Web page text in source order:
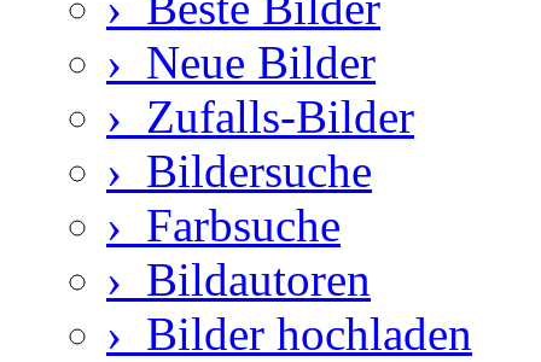
› Neue Bilder
› Zufalls-Bilder
› Bildersuche
› Farbsuche
› Bildautoren
› Bilder hochladen